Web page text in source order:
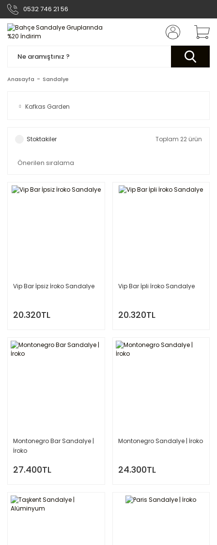
0532 746 21 56
Anasayfa Sandalye
Kafkas Garden
Stoktakiler Toplam 22 ürün
Vip Bar İpsiz İroko Sandalye
20.320TL
Vip Bar İpli İroko Sandalye
20.320TL
Montonegro Bar Sandalye |
İroko
27.400TL
Montonegro Sandalye | İroko
24.300TL